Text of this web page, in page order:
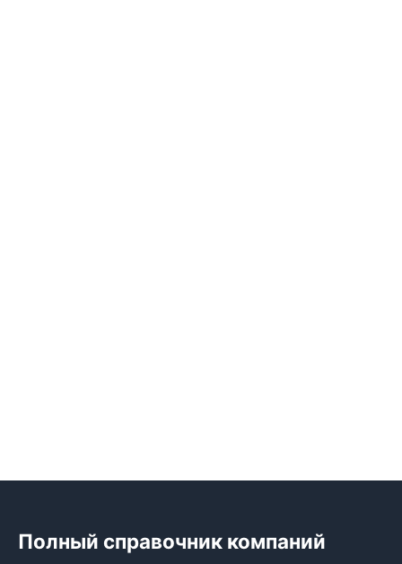
Полный справочник компаний